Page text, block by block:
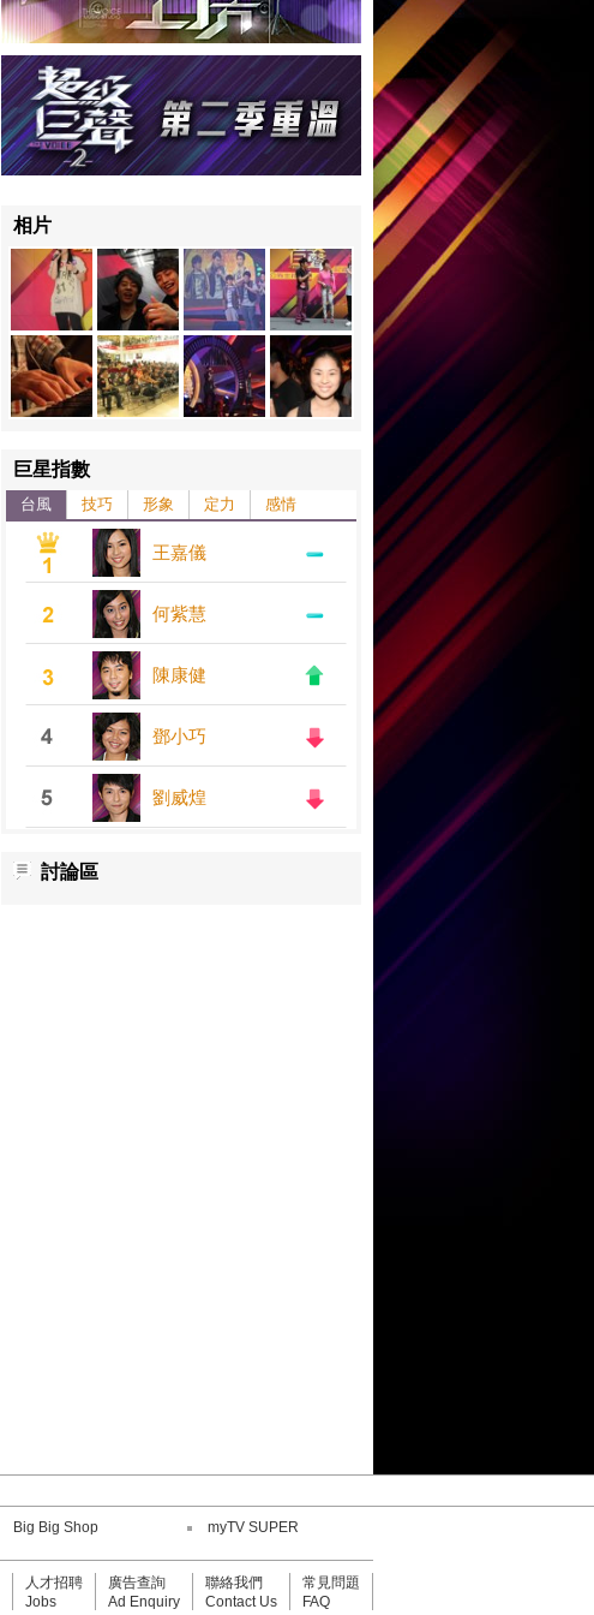
相片
巨星指數
台風 技巧 形象 定力 感情
王嘉儀
何紫慧
陳康健
鄧小巧
劉威煌
討論區
Big Big Shop myTV SUPER
人才招聘
Jobs
廣告查詢
Ad Enquiry
聯絡我們
Contact Us
常見問題
FAQ